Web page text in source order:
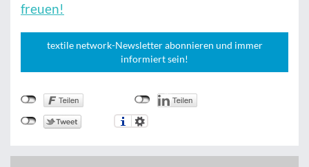
freuen!
textile network-Newsletter abonnieren und immer
informiert sein!